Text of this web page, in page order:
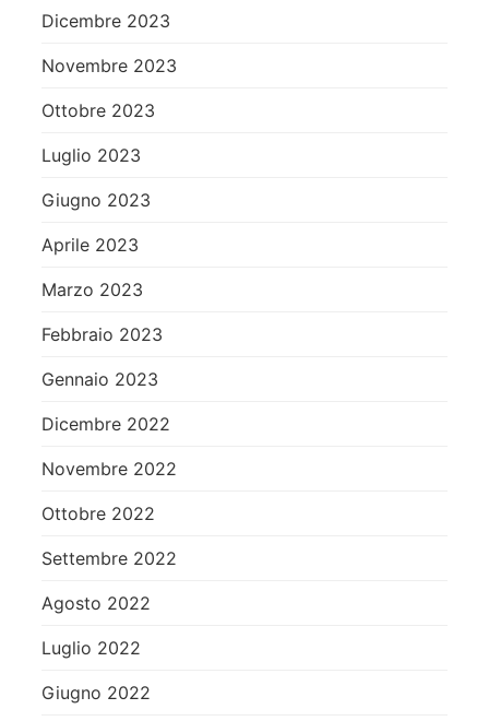
Dicembre 2023
Novembre 2023
Ottobre 2023
Luglio 2023
Giugno 2023
Aprile 2023
Marzo 2023
Febbraio 2023
Gennaio 2023
Dicembre 2022
Novembre 2022
Ottobre 2022
Settembre 2022
Agosto 2022
Luglio 2022
Giugno 2022